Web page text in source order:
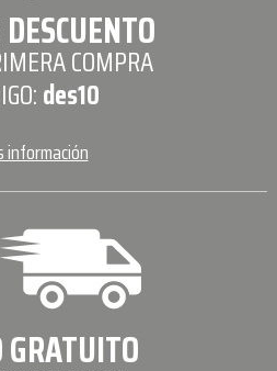
COMPRA
des10
información